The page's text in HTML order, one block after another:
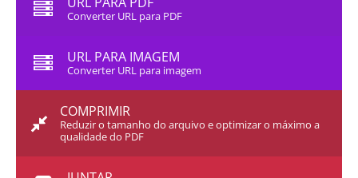
Converter URL para PDF
URL PARA IMAGEM
Converter URL para imagem
COMPRIMIR
Reduzir o tamanho do arquivo e optimizar o máximo a
qualidade do PDF